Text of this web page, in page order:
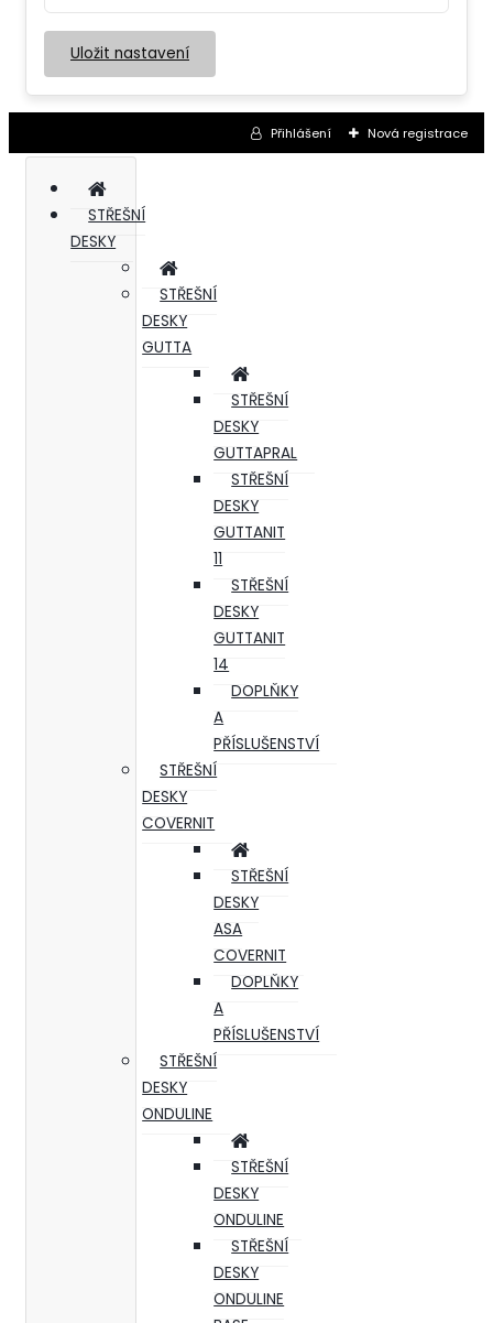
Uložit nastavení
Přihlášení Nová registrace
STŘEŠNÍ
DESKY
STŘEŠNÍ
DESKY
GUTTA
STŘEŠNÍ
DESKY
GUTTAPRAL
STŘEŠNÍ
DESKY
GUTTANIT
11
STŘEŠNÍ
DESKY
GUTTANIT
14
DOPLŇKY
A
PŘÍSLUŠENSTVÍ
STŘEŠNÍ
DESKY
COVERNIT
STŘEŠNÍ
DESKY
ASA
COVERNIT
DOPLŇKY
A
PŘÍSLUŠENSTVÍ
STŘEŠNÍ
DESKY
ONDULINE
STŘEŠNÍ
DESKY
ONDULINE
STŘEŠNÍ
DESKY
ONDULINE